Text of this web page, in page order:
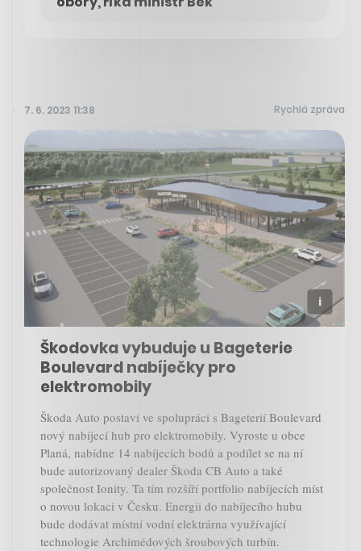
7. 6. 2023 11:38 Rychlá zpráva
Škodovka vybuduje u Bageterie
Boulevard nabíječky pro
elektromobily
Škoda Auto postaví ve spolupráci s Bageterií Boulevard
nový nabíjecí hub pro elektromobily. Vyroste u obce
Planá, nabídne 14 nabíjecích bodů a podílet se na ní
bude autorizovaný dealer Škoda CB Auto a také
společnost Ionity. Ta tím rozšíří portfolio nabíjecích míst
o novou lokaci v Česku. Energii do nabíjecího hubu
bude dodávat místní vodní elektrárna využívající
technologie Archimédových šroubových turbín.